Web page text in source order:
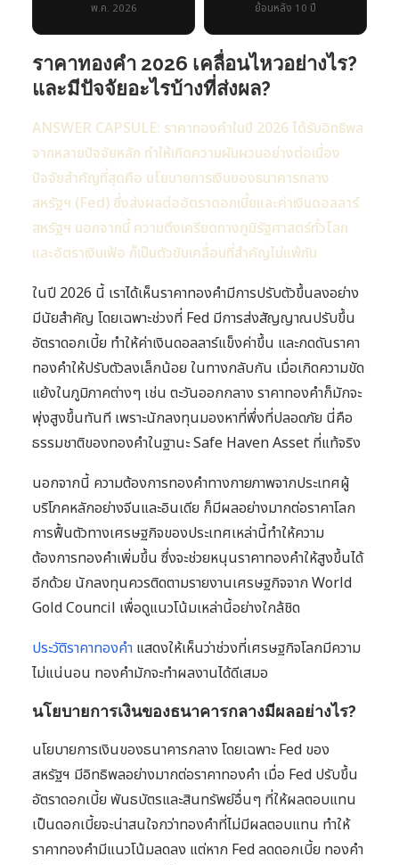
พ.ค. 2026 ย้อนหลัง 10 ปี
ราคาทองคำ 2026 เคลื่อนไหวอย่างไร?
และมีปัจจัยอะไรบ้างที่ส่งผล?
ANSWER CAPSULE: ราคาทองคำในปี 2026 ได้รับอิทธิพล
จากหลายปัจจัยหลัก ทำให้เกิดความผันผวนอย่างต่อเนื่อง
ปัจจัยสำคัญที่สุดคือ นโยบายการเงินของธนาคารกลาง
สหรัฐฯ (Fed) ซึ่งส่งผลต่ออัตราดอกเบี้ยและค่าเงินดอลลาร์
สหรัฐฯ นอกจากนี้ ความตึงเครียดทางภูมิรัฐศาสตร์ทั่วโลก
และอัตราเงินเฟ้อ ก็เป็นตัวขับเคลื่อนที่สำคัญไม่แพ้กัน
ในปี 2026 นี้ เราได้เห็นราคาทองคำมีการปรับตัวขึ้นลงอย่าง
มีนัยสำคัญ โดยเฉพาะช่วงที่ Fed มีการส่งสัญญาณปรับขึ้น
อัตราดอกเบี้ย ทำให้ค่าเงินดอลลาร์แข็งค่าขึ้น และกดดันราคา
ทองคำให้ปรับตัวลงเล็กน้อย ในทางกลับกัน เมื่อเกิดความขัด
แย้งในภูมิภาคต่างๆ เช่น ตะวันออกกลาง ราคาทองคำก็มักจะ
พุ่งสูงขึ้นทันที เพราะนักลงทุนมองหาที่พึ่งที่ปลอดภัย นี่คือ
ธรรมชาติของทองคำในฐานะ Safe Haven Asset ที่แท้จริง
นอกจากนี้ ความต้องการทองคำทางกายภาพจากประเทศผู้
บริโภคหลักอย่างจีนและอินเดีย ก็มีผลอย่างมากต่อราคาโลก
การฟื้นตัวทางเศรษฐกิจของประเทศเหล่านี้ทำให้ความ
ต้องการทองคำเพิ่มขึ้น ซึ่งจะช่วยหนุนราคาทองคำให้สูงขึ้นได้
อีกด้วย นักลงทุนควรติดตามรายงานเศรษฐกิจจาก World
Gold Council เพื่อดูแนวโน้มเหล่านี้อย่างใกล้ชิด
ประวัติราคาทองคำ แสดงให้เห็นว่าช่วงที่เศรษฐกิจโลกมีความ
ไม่แน่นอน ทองคำมักจะทำผลงานได้ดีเสมอ
นโยบายการเงินของธนาคารกลางมีผลอย่างไร?
นโยบายการเงินของธนาคารกลาง โดยเฉพาะ Fed ของ
สหรัฐฯ มีอิทธิพลอย่างมากต่อราคาทองคำ เมื่อ Fed ปรับขึ้น
อัตราดอกเบี้ย พันธบัตรและสินทรัพย์อื่นๆ ที่ให้ผลตอบแทน
เป็นดอกเบี้ยจะน่าสนใจกว่าทองคำที่ไม่มีผลตอบแทน ทำให้
ราคาทองคำมีแนวโน้มลดลง แต่หาก Fed ลดดอกเบี้ย ทองคำ